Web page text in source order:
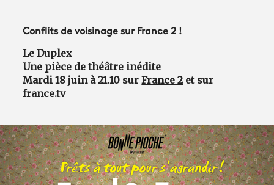
Conflits de voisinage sur France 2 !
Le Duplex
Une pièce de théâtre inédite
Mardi 18 juin à 21.10 surFrance 2et sur
france.tv